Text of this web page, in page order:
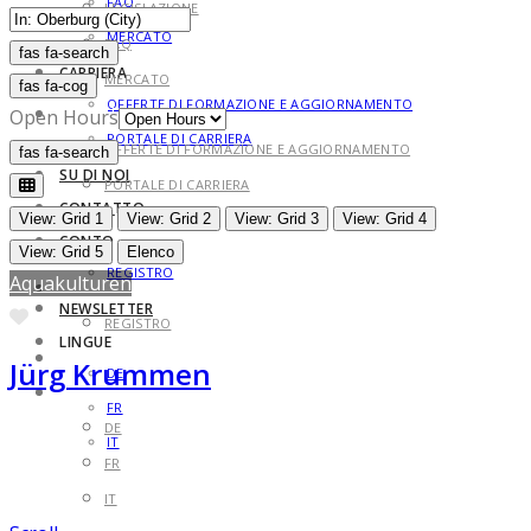
MERCATO
CARRIERA
OFFERTE DI FORMAZIONE E AGGIORNAMENTO
PORTALE DI CARRIERA
SU DI NOI
CONTATTO
CONTO
REGISTRO
NEWSLETTER
LINGUE
DE
FR
IT
LEGISLAZIONE
FAQ
MERCATO
CARRIERA
OFFERTE DI FORMAZIONE E AGGIORNAMENTO
PORTALE DI CARRIERA
SU DI NOI
CONTATTO
CONTO
REGISTRO
LINGUE
DE
FR
IT
fas fa-searchfas fa-search
fas fa-cog
Open Hours
fas fa-searchfas fa-search
View: Grid 1 View: Grid 2 View: Grid 3
View: Grid 4
View: Grid 5
Elenco
Aquakulturen
Preferito
Jürg Krummen